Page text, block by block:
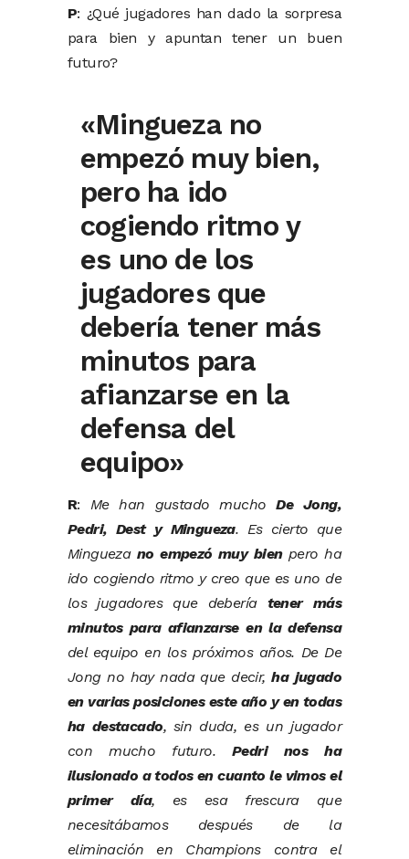
P: ¿Qué jugadores han dado la sorpresa
para bien y apuntan tener un buen
futuro?
«Mingueza no
empezó muy bien,
pero ha ido
cogiendo ritmo y
es uno de los
jugadores que
debería tener más
minutos para
afianzarse en la
defensa del
equipo»
R: Me han gustado muchoDe Jong,
Pedri, Dest y Mingueza. Es cierto que
Minguezano empezó muy bienpero ha
ido cogiendo ritmo y creo que es uno de
los jugadores que debería tener más
minutos para afianzarse en la defensa
del equipo en los próximos años. De De
Jong no hay nada que decir,ha jugado
en varias posiciones este año y en todas
ha destacado, sin duda, es un jugador
con mucho futuro. Pedri nos ha
ilusionado a todos en cuanto le vimos el
primer día, es esa frescura que
necesitábamos después de la
eliminación en Champions contra el